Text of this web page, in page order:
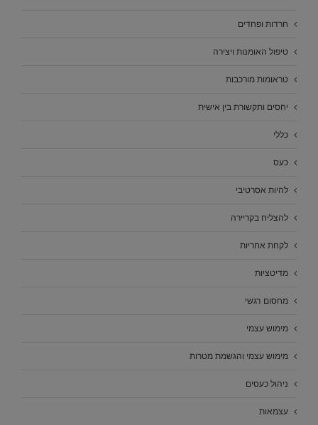
חרדות ופחדים
טיפול האומנות ויצירה
טראומות מורכבות
יחסים ותקשורת בין אישית
כללי
כעס
להיות אסרטיבי
להצליח בקריירה
לקחת אחריות
מדיטציות
מחסום רגשי
מימוש עצמי
מימוש עצמי והגשמת מטרות
ניהול כעסים
עצמאות